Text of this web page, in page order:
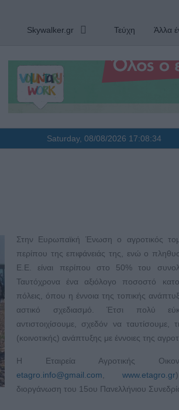
Skywalker.gr Τεύχη Άλλα
Saturday, 08/08/2026 17:08:35
Στην Ευρωπαϊκή Ένωση ο αγροτικός
περίπου της επιφάνειάς της, ενώ ο
Ε.Ε. είναι περίπου στο 50% του
Ταυτόχρονα ένα αξιόλογο ποσοστό
πόλεις, όπου η έννοια της τοπικής
αστικό σχεδιασμό. Έτσι πολύ
αντιστοιχίσουμε, σχεδόν να ταυτίσουμε,
(κοινοτικής) ανάπτυξης με έννοιες της
H Εταιρεία Αγροτικής
etagro.info@gmail.com
www.etagro.gr
διοργάνωση του 15ου Πανελλήνιου